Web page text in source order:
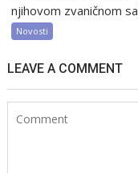
njihovom zvaničnom
Novosti
LEAVE A COMMENT